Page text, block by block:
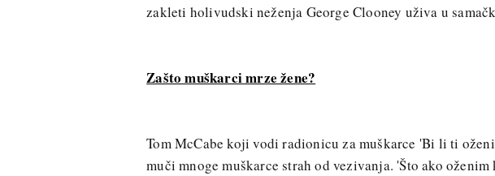
zakleti holivudski neženja George Clooney uživa u
Zašto muškarci mrze žene?
Tom McCabe koji vodi radionicu za muškarce 'Bi li ti
muči mnoge muškarce strah od vezivanja. 'Što ako